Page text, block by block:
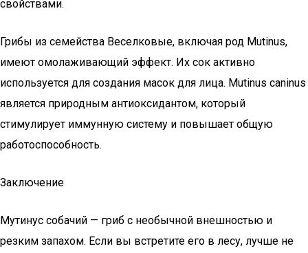
свойствами.
Грибы из семейства Веселковые, включая род Mutinus,
имеют омолаживающий эффект. Их сок активно
используется для создания масок для лица. Mutinus caninus
является природным антиоксидантом, который
стимулирует иммунную систему и повышает общую
работоспособность.
Заключение
Мутинус собачий — гриб с необычной внешностью и
резким запахом. Если вы встретите его в лесу, лучше не